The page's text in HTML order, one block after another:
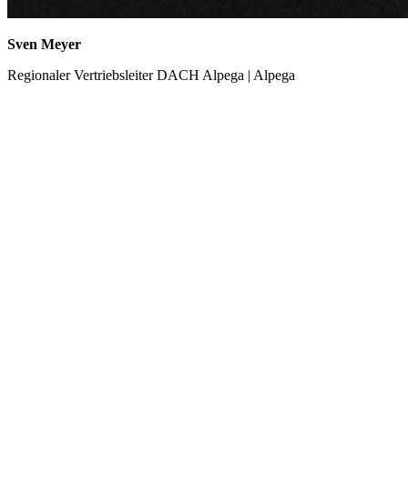
Sven Meyer
Regionaler Vertriebsleiter DACH Alpega | Alpega